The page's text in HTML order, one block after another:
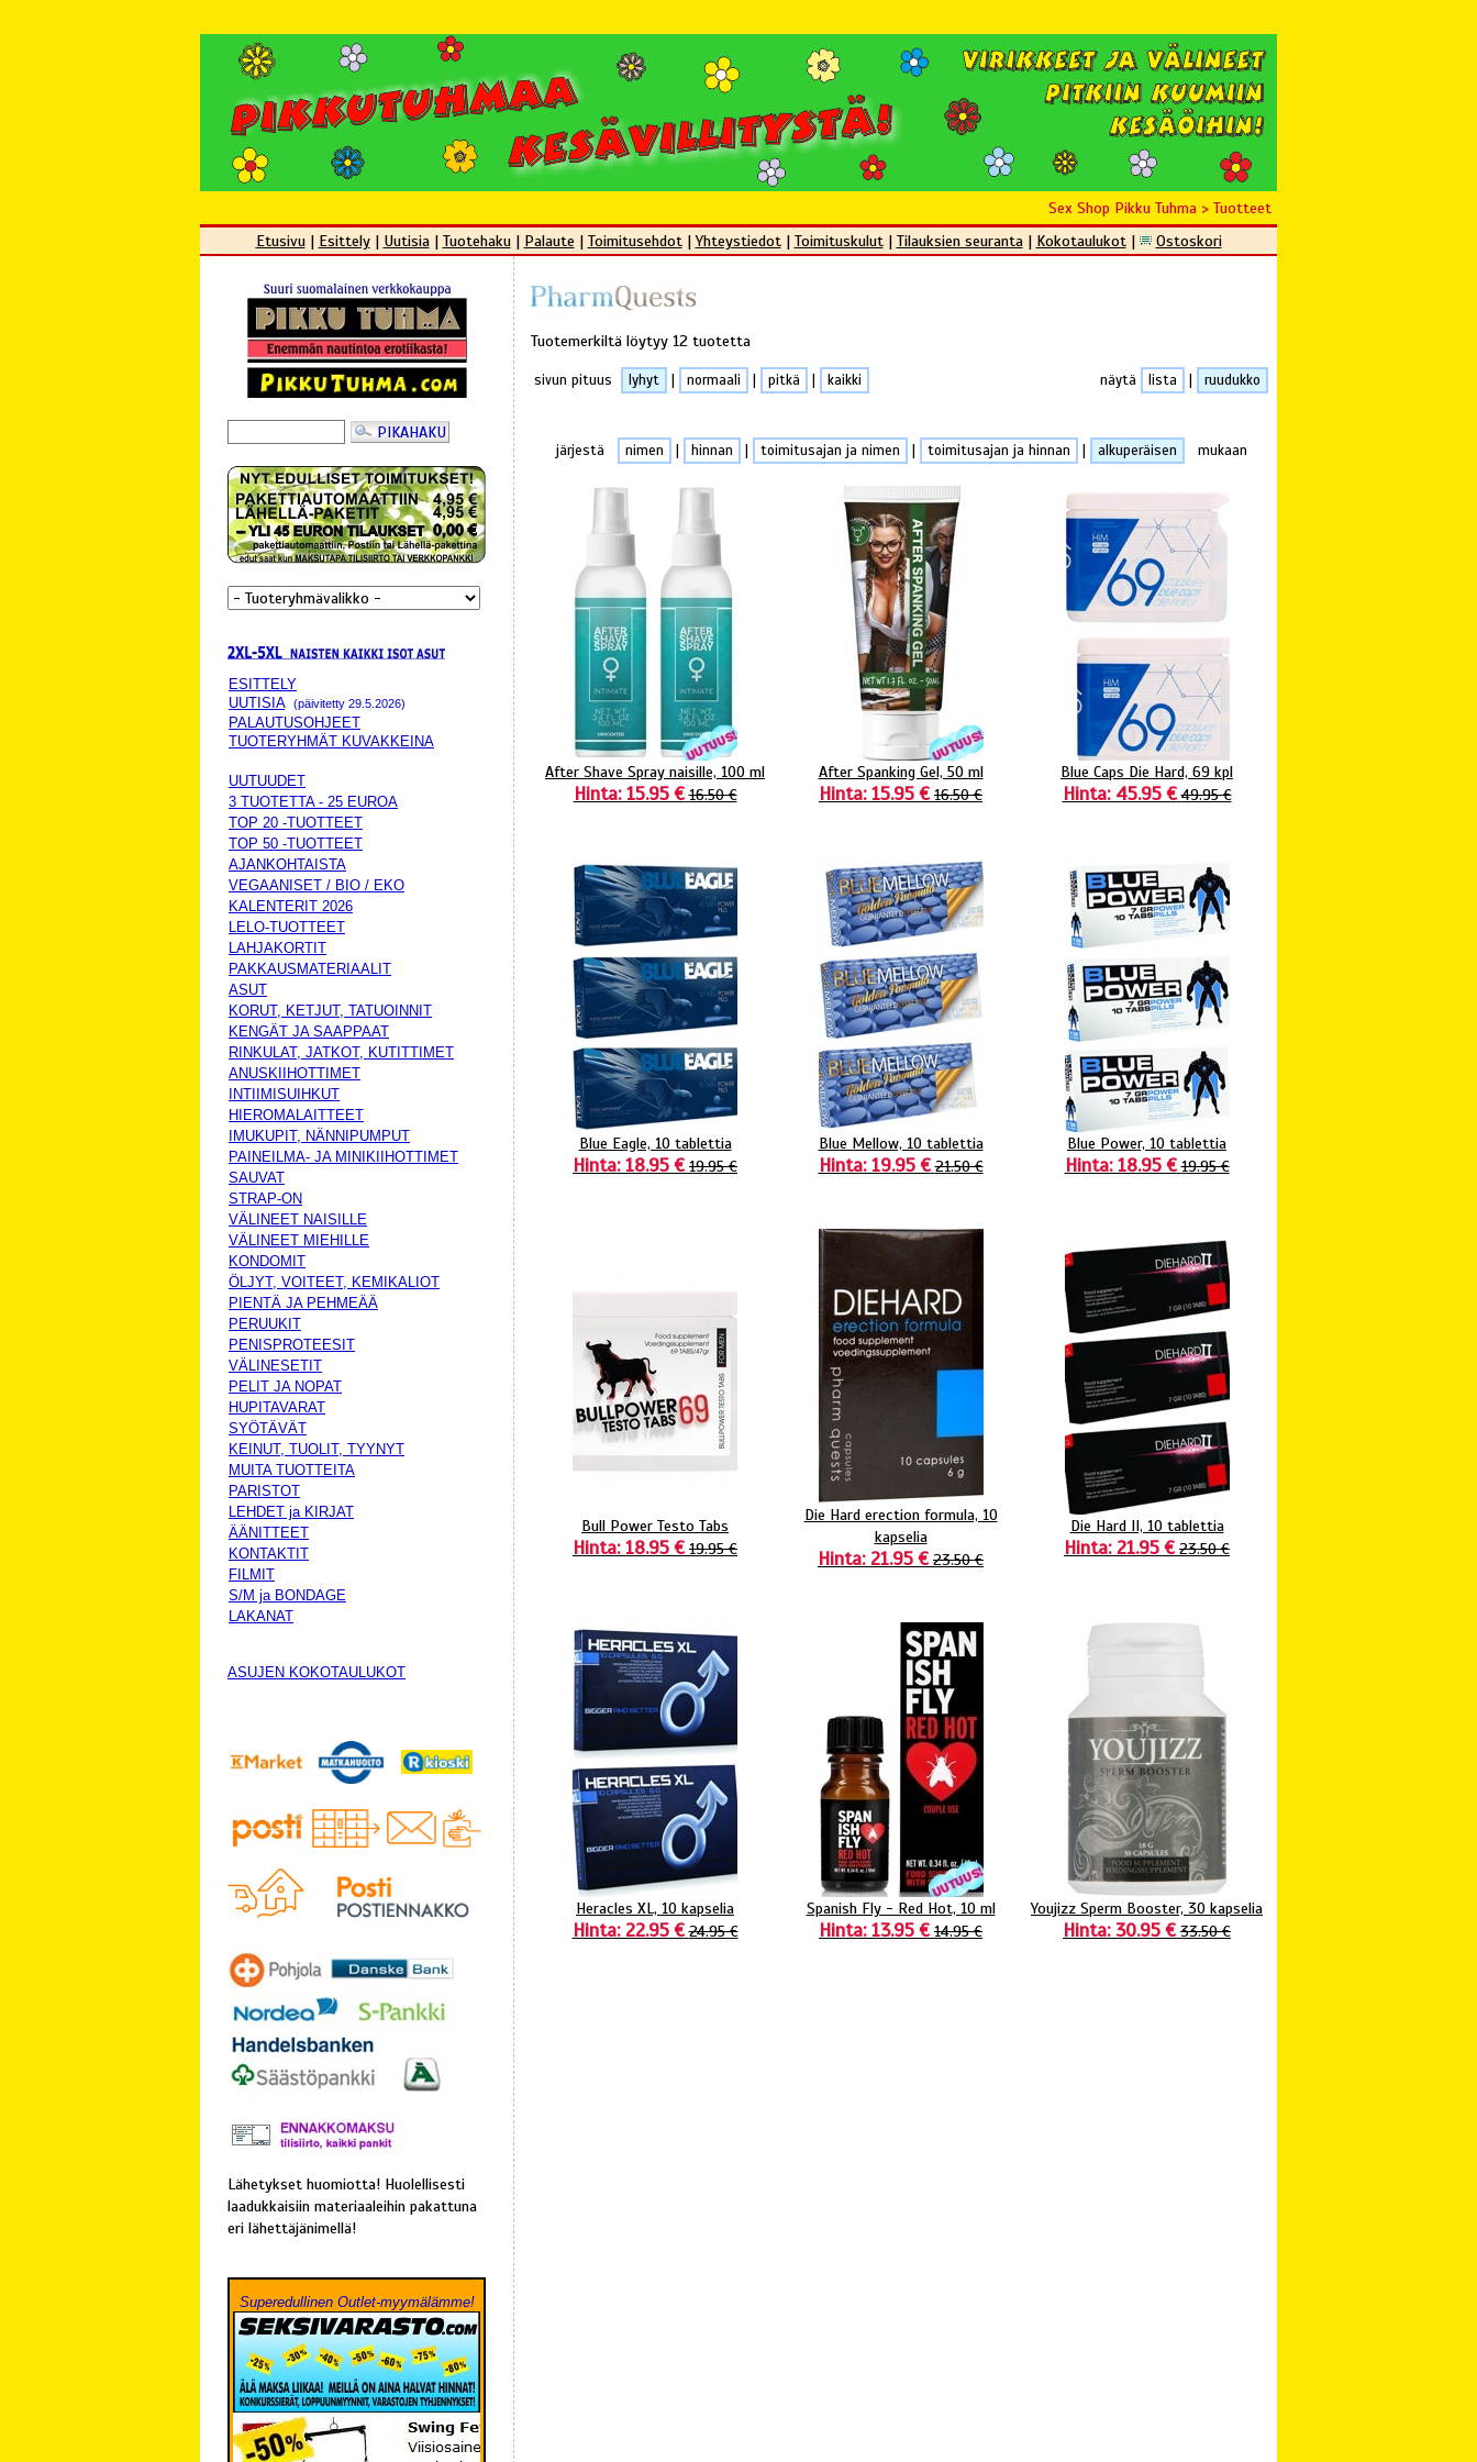
Sex Shop Pikku Tuhma > Tuotteet
Etusivu| Esittely| Uutisia| Tuotehaku| Palaute | Toimitusehdot|Yhteystiedot| Toimituskulut| Tilauksien seuranta| Kokotaulukot| Ostoskori
ESITTELY
UUTISIA
(päivitetty 29.5.2026)
PALAUTUSOHJEET
TUOTERYHMÄT KUVAKKEINA
UUTUUDET
3 TUOTETTA - 25 EUROA
TOP 20 -TUOTTEET
TOP 50 -TUOTTEET
AJANKOHTAISTA
VEGAANISET / BIO / EKO
KALENTERIT 2026
LELO-TUOTTEET
LAHJAKORTIT
PAKKAUSMATERIAALIT
ASUT
KORUT, KETJUT, TATUOINNIT
KENGÄT JA SAAPPAAT
RINKULAT, JATKOT, KUTITTIMET
ANUSKIIHOTTIMET
INTIIMISUIHKUT
HIEROMALAITTEET
IMUKUPIT, NÄNNIPUMPUT
PAINEILMA- JA MINIKIIHOTTIMET
SAUVAT
STRAP-ON
VÄLINEET NAISILLE
VÄLINEET MIEHILLE
KONDOMIT
ÖLJYT, VOITEET, KEMIKALIOT
PIENTÄ JA PEHMEÄÄ
PERUUKIT
PENISPROTEESIT
VÄLINESETIT
PELIT JA NOPAT
HUPITAVARAT
SYÖTÄVÄT
KEINUT, TUOLIT, TYYNYT
MUITA TUOTTEITA
PARISTOT
LEHDET ja KIRJAT
ÄÄNITTEET
KONTAKTIT
FILMIT
S/M ja BONDAGE
LAKANAT
ASUJEN KOKOTAULUKOT
Lähetykset huomiotta! Huolellisesti
laadukkaisiin materiaaleihin pakattuna
eri lähettäjänimellä!
Superedullinen Outlet-myymälämme!
Tuotemerkiltä löytyy 12 tuotetta
sivun pituus lyhyt normaali pitkä kaikki näytä lista ruudukko
järjestä nimen hinnan toimitusajan ja nimen toimitusajan ja hinnan alkuperäisen mukaan
After Shave Spray naisille, 100 ml
Hinta: 15.95 € 16.50 €
After Spanking Gel, 50 ml
Hinta: 15.95 € 16.50 €
Blue Caps Die Hard, 69 kpl
Hinta: 45.95 € 49.95 €
Blue Eagle, 10 tablettia
Hinta: 18.95 € 19.95 €
Blue Mellow, 10 tablettia
Hinta: 19.95 € 21.50 €
Blue Power, 10 tablettia
Hinta: 18.95 € 19.95 €
Bull Power Testo Tabs
Hinta: 18.95 € 19.95 €
Die Hard erection formula, 10
kapselia
Hinta: 21.95 € 23.50 €
Die Hard II, 10 tablettia
Hinta: 21.95 € 23.50 €
Heracles XL, 10 kapselia
Hinta: 22.95 € 24.95 €
Spanish Fly - Red Hot, 10 ml
Hinta: 13.95 € 14.95 €
Youjizz Sperm Booster, 30 kapselia
Hinta: 30.95 € 33.50 €